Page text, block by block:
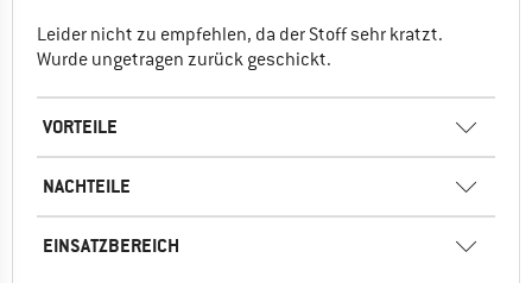
Leider nicht zu empfehlen, da der Stoff sehr kratzt.
Wurde ungetragen zurück geschickt.
VORTEILE
NACHTEILE
EINSATZBEREICH